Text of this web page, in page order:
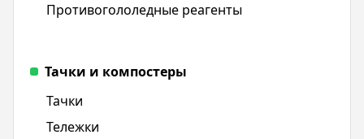
Противогололедные реагенты
Тачки и компостеры
Тачки
Тележки